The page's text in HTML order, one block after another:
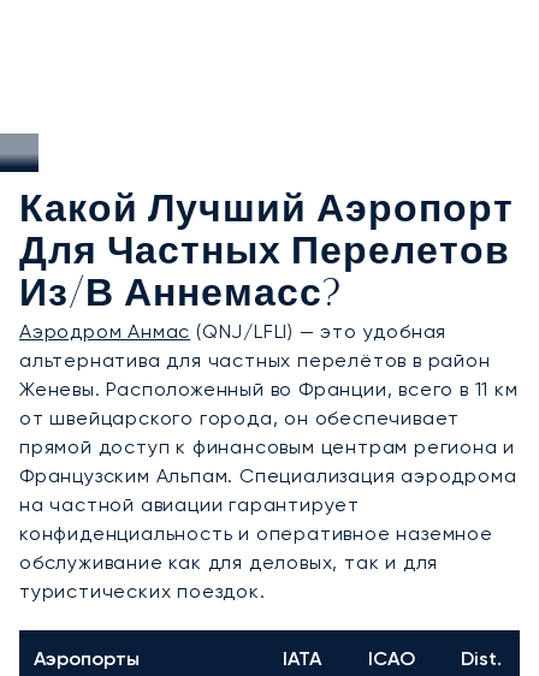
Какой Лучший Аэропорт
Для Частных Перелетов
Из/в Аннемасс?
Аэродром Анмас (QNJ/LFLI) — это удобная
альтернатива для частных перелётов в район
Женевы. Расположенный во Франции, всего в 11 км
от швейцарского города, он обеспечивает
прямой доступ к финансовым центрам региона и
Французским Альпам. Специализация аэродрома
на частной авиации гарантирует
конфиденциальность и оперативное наземное
обслуживание как для деловых, так и для
туристических поездок.
Аэропорты IATA ICAO Dist.